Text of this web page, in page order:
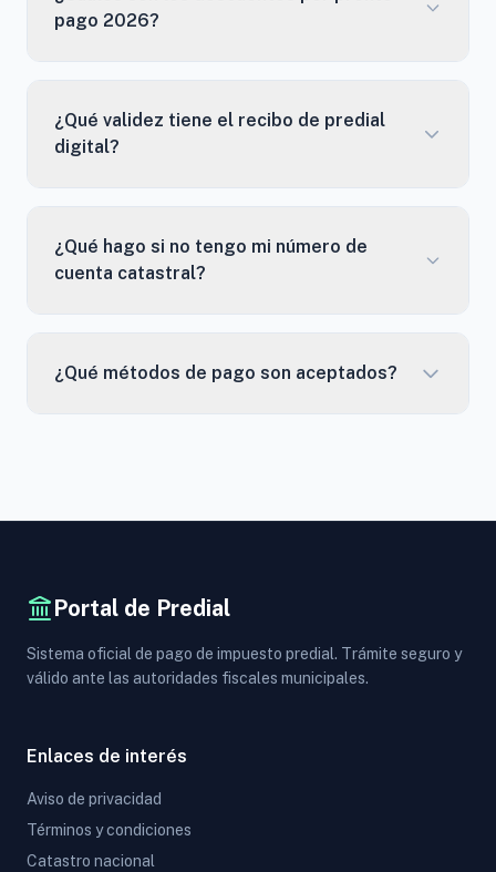
pago 2026?
¿Qué validez tiene el recibo de predial
digital?
¿Qué hago si no tengo mi número de
cuenta catastral?
¿Qué métodos de pago son aceptados?
Portal de Predial
Sistema oficial de pago de impuesto predial. Trámite seguro y
válido ante las autoridades fiscales municipales.
Enlaces de interés
Aviso de privacidad
Términos y condiciones
Catastro nacional